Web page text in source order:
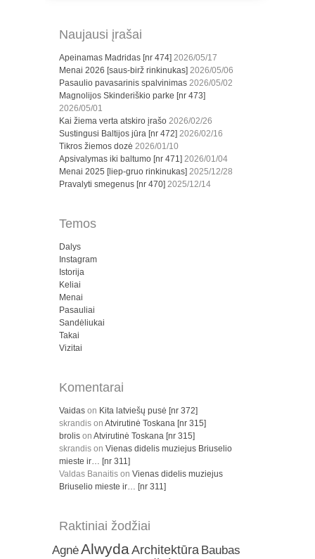
Naujausi įrašai
Apeinamas Madridas [nr 474] 2026/05/17
Menai 2026 [saus-birž rinkinukas] 2026/05/06
Pasaulio pavasarinis spalvinimas 2026/05/02
Magnolijos Skinderiškio parke [nr 473]
2026/05/01
Kai žiema verta atskiro įrašo 2026/02/26
Sustingusi Baltijos jūra [nr 472] 2026/02/16
Tikros žiemos dozė 2026/01/10
Apsivalymas iki baltumo [nr 471] 2026/01/04
Menai 2025 [liep-gruo rinkinukas] 2025/12/28
Pravalyti smegenus [nr 470] 2025/12/14
Temos
Dalys
Instagram
Istorija
Keliai
Menai
Pasauliai
Sandėliukai
Takai
Vizitai
Komentarai
Vaidas on Kita latviešų pusė [nr 372]
skrandis on Atvirutinė Toskana [nr 315]
brolis on Atvirutinė Toskana [nr 315]
skrandis on Vienas didelis muziejus Briuselio
mieste ir… [nr 311]
Valdas Banaitis on Vienas didelis muziejus
Briuselio mieste ir… [nr 311]
Raktiniai žodžiai
AgnėAlwydaArchitektūra Baubas